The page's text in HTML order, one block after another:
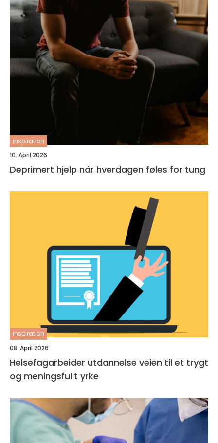
inspiration
10. April 2026
Deprimert hjelp når hverdagen føles for tung
inspiration
08. April 2026
Helsefagarbeider utdannelse veien til et trygt
og meningsfullt yrke